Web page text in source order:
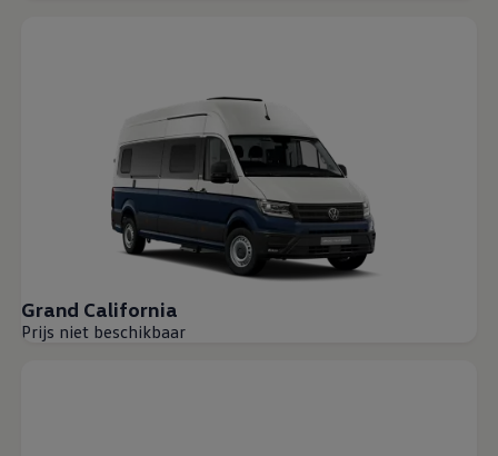
Grand California
Prijs niet beschikbaar